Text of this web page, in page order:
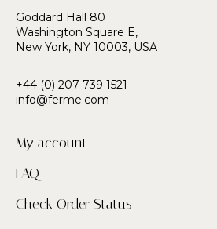
Goddard Hall 80
Washington Square E,
New York, NY 10003, USA
+44 (0) 207 739 1521
info@ferme.com
My account
FAQ
Check Order Status